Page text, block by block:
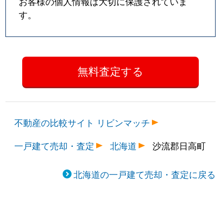
す。
不動産の比較サイト リビンマッチ
一戸建て売却・査定
北海道 沙流郡日高町
北海道の一戸建て売却・査定に戻る